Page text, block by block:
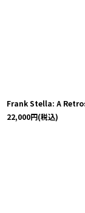
Frank Stella: A
22,000円(税込)